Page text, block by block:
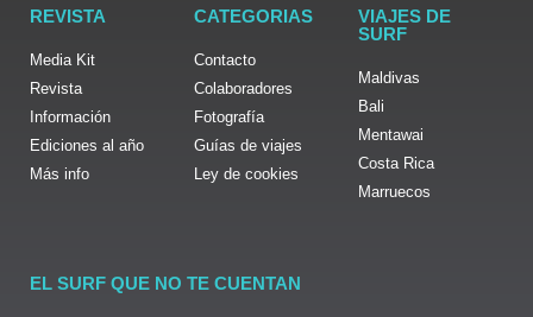
REVISTA
Media Kit
Revista
Información
Ediciones al año
Más info
CATEGORIAS
Contacto
Colaboradores
Fotografía
Guías de viajes
Ley de cookies
VIAJES DE
SURF
Maldivas
Bali
Mentawai
Costa Rica
Marruecos
EL SURF QUE NO TE CUENTAN